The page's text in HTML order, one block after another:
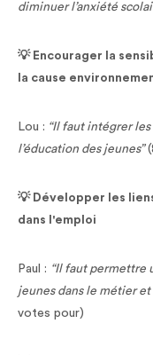
diminuer l’anxiété
💡 Encourager la
la cause
Lou : “Il faut intégrer
l’éducation des jeunes”
💡 Développer les
dans l'emploi
Paul : “Il faut permettre
jeunes dans le métier
votes pour)